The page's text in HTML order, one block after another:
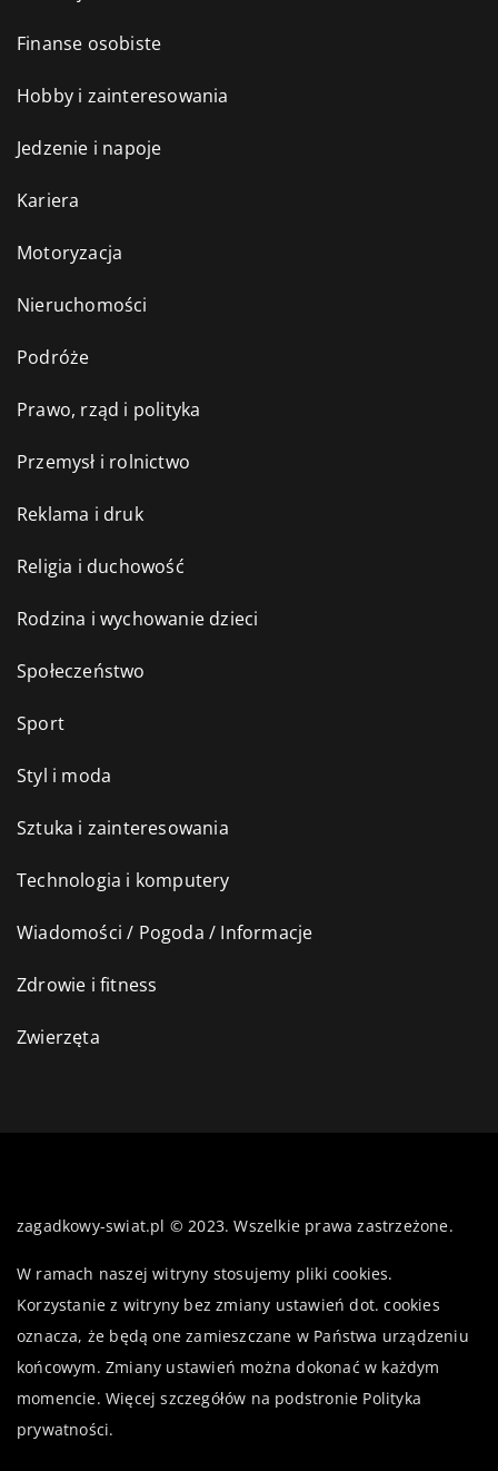
Finanse osobiste
Hobby i zainteresowania
Jedzenie i napoje
Kariera
Motoryzacja
Nieruchomości
Podróże
Prawo, rząd i polityka
Przemysł i rolnictwo
Reklama i druk
Religia i duchowość
Rodzina i wychowanie dzieci
Społeczeństwo
Sport
Styl i moda
Sztuka i zainteresowania
Technologia i komputery
Wiadomości / Pogoda / Informacje
Zdrowie i fitness
Zwierzęta
zagadkowy-swiat.pl © 2023. Wszelkie prawa zastrzeżone.
W ramach naszej witryny stosujemy pliki cookies.
Korzystanie z witryny bez zmiany ustawień dot. cookies
oznacza, że będą one zamieszczane w Państwa urządzeniu
końcowym. Zmiany ustawień można dokonać w każdym
momencie. Więcej szczegółów na podstronie Polityka
prywatności.